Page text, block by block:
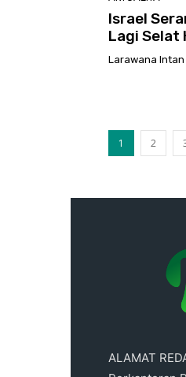
Israel
Lagi Selat
Larawana Intan
1 2
ALAMAT